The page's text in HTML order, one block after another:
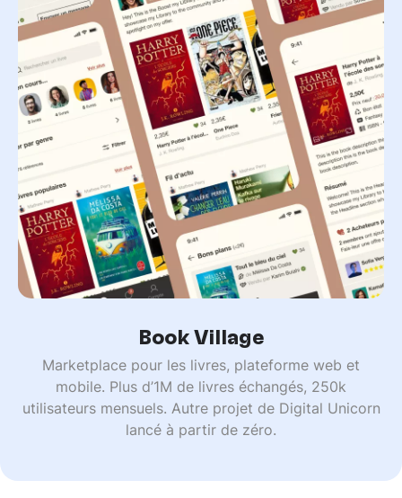
Book Village
Marketplace pour les livres, plateforme web et
mobile. Plus d’1M de livres échangés, 250k
utilisateurs mensuels. Autre projet de Digital Unicorn
lancé à partir de zéro.